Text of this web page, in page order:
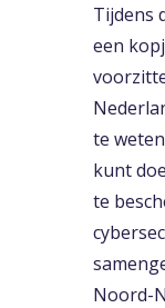
Tijdens
een
te
kunt
te
Noord-